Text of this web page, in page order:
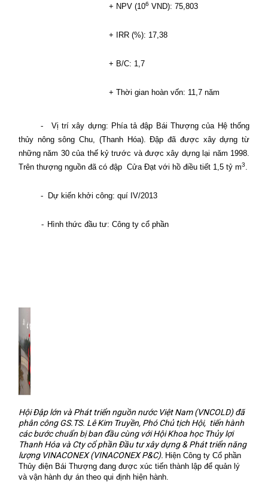
+ NPV (106 VND): 75,803
+ IRR (%): 17,38
+ B/C: 1,7
+ Thời gian hoàn vốn: 11,7 năm
-
Vị trí xây dựng: Phía tả đập Bái Thượng của Hệ thống
thủy nông sông Chu, (Thanh Hóa). Đập đã được xây dựng từ
những năm 30 của thế kỷ trước và được xây dựng lại năm 1998.
Trên thượng nguồn đã có đập Cửa Đạt với hồ điều tiết 1,5 tỷ m3.
- Dự kiến khởi công: quí IV/2013
- Hình thức đầu tư: Công ty cổ phần
Hội Đập lớn và Phát triển nguồn nước Việt Nam (VNCOLD) đã
phân công GS.TS. Lê Kim Truyền, Phó Chủ tịch Hội, tiến hành
các bước chuẩn bị ban đầu cùng với Hội Khoa học Thủy lợi
Thanh Hóa và Cty cổ phần Đầu tư xây dựng & Phát triển năng
lượng VINACONEX (VINACONEX P&C). Hiện Công ty Cổ phần
Thủy điện Bái Thượng đang được xúc tiến thành lập để quản lý
và vận hành dự án theo qui định hiện hành.